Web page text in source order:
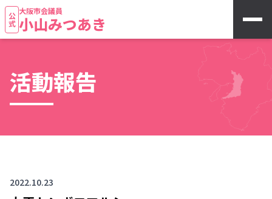
公式
大阪市会議員
小山みつあき
活動報告
2022.10.23